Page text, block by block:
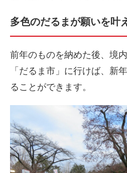
多色のだるまが願いを叶
前年のものを納めた後、境
「だるま市」に行けば、新
ることができます。